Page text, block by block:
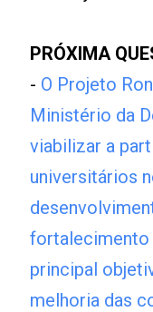
PRÓXIMA
- O Projeto
Ministério da
viabilizar a
universitários
fortalecimento
principal
melhoria das